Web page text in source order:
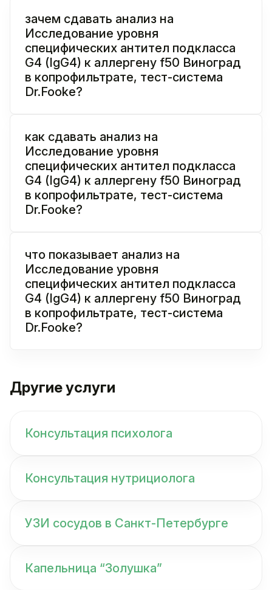
зачем сдавать анализ на
Исследование уровня
специфических антител подкласса
G4 (IgG4) к аллергену f50 Виноград
в копрофильтрате, тест-система
Dr.Fooke?
как сдавать анализ на
Исследование уровня
специфических антител подкласса
G4 (IgG4) к аллергену f50 Виноград
в копрофильтрате, тест-система
Dr.Fooke?
что показывает анализ на
Исследование уровня
специфических антител подкласса
G4 (IgG4) к аллергену f50 Виноград
в копрофильтрате, тест-система
Dr.Fooke?
Другие услуги
Консультация психолога
Консультация нутрициолога
УЗИ сосудов в Санкт-Петербурге
Капельница “Золушка”